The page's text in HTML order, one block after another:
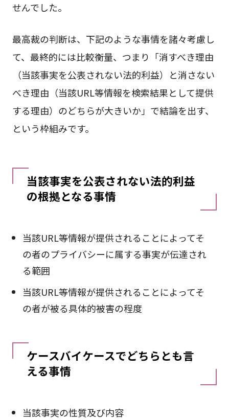
せんでした。
最高裁の判断は、下記のような事情を諸々考慮し
て、最終的には比較衡量、つまり「消すべき理由
（当該事実を公表されない法的利益）と消さない
べき理由（当該URL等情報を検索結果として提供
する理由）のどちらが大きいか」で結論を出す、
という枠組みです。
当該事実を公表されない法的利益
の根拠となる事情
当該URL等情報が提供されることによってそ
の者のプライバシーに属する事実が伝達され
る範囲
当該URL等情報が提供されることによってそ
の者が被る具体的被害の程度
ケースバイケースでどちらとも言
える事情
当該事実の性質及び内容